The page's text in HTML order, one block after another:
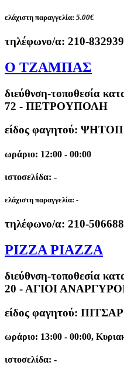
ελάχιστη παραγγελία: 5.00€
τηλέφωνο/α: 210-
Ο ΤΖΑΜΠΑΣ
διεύθνση-τοποθεσία
72 - ΠΕΤΡΟΥΠΟΛΗ
είδος φαγητού:
ωράριο: 12:00 - 00:00
ιστοσελίδα: -
ελάχιστη παραγγελία: -
τηλέφωνο/α: 210-
PIZZA PIAZZA
διεύθνση-τοποθεσία
20 - ΑΓΙΟΙ
είδος φαγητού:
ωράριο: 13:00 - 00:00,
ιστοσελίδα: -